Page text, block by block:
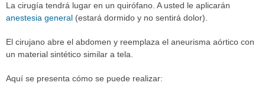
La cirugía tendrá lugar en un quirófano. A usted le aplicarán
anestesia general (estará dormido y no sentirá dolor).
El cirujano abre el abdomen y reemplaza el aneurisma aórtico con
un material sintético similar a tela.
Aquí se presenta cómo se puede realizar: